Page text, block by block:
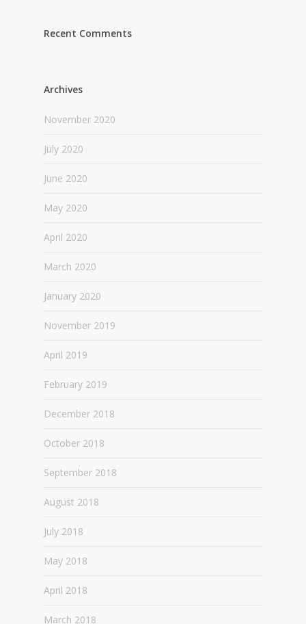
Recent Comments
Archives
November 2020
July 2020
June 2020
May 2020
April 2020
March 2020
January 2020
November 2019
April 2019
February 2019
December 2018
October 2018
September 2018
August 2018
July 2018
May 2018
April 2018
March 2018